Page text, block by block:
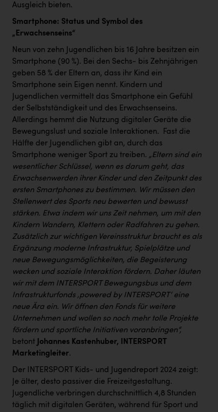
Ausgleich bieten. ​
Smartphone: Status und Symbol des
„Erwachsenseins“
Neun von zehn Jugendlichen bis 16 Jahre besitzen ein
Smartphone (90 %). Bei den Sechs- bis Zehnjährigen
geben 58 % der Eltern an, dass ihr Kind ein
Smartphone sein Eigen nennt. Kindern und
Jugendlichen vermittelt das Smartphone ein Gefühl
der Selbstständigkeit und des Erwachsenseins. ​
Allerdings hemmt die Nutzung digitaler Geräte die
Bewegungslust und soziale Interaktionen. ​ Fast die
Hälfte der Jugendlichen gibt an, durch das
Smartphone weniger Sport zu treiben. ​ „Eltern sind ein
wesentlicher Schlüssel, wenn es darum geht, das
Erwachsenwerden ihrer Kinder und den Zeitpunkt des
ersten Smartphones zu bestimmen. Wir müssen den
Stellenwert des Sports neu bewerten und bewusst
stärken. Etwa indem wir uns Zeit nehmen, um mit den
Kindern Wandern, Klettern oder Radfahren zu gehen.
Zusätzlich zur wichtigen Vereinsstruktur braucht es als
Ergänzung moderne Infrastruktur, Spielplätze und
neue Bewegungsmöglichkeiten, die Begeisterung
wecken und soziale Interaktion fördern. Daher läuten
wir mit dem INTERSPORT Bewegungsbus und dem
Infrastrukturfonds ‚powered by INTERSPORT‘ eine
neue Ära ein. Wir öffnen den Fonds für weitere
Unternehmen und wollen so noch mehr tolle Projekte
fördern und sportliche Initiativen voranbringen“,
betont
Johannes Kastenhuber, INTERSPORT
Marketingleiter.
Der INTERSPORT Kids- und Jugendreport 2024 zeigt:
Je älter, desto passiver die Freizeitgestaltung.
Jugendliche verbringen durchschnittlich 4,8 Stunden
täglich mit digitalen Geräten, während für Sport und